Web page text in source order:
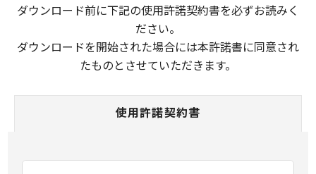
ダウンロード前に下記の使用許諾契約書を必ずお読みく
ださい。
ダウンロードを開始された場合には本許諾書に同意され
たものとさせていただきます。
使用許諾契約書